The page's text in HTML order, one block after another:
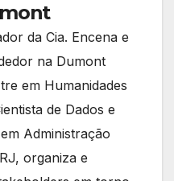
da Cia. Encena e
na Dumont
em Humanidades
de Dados e
Administração
organiza e